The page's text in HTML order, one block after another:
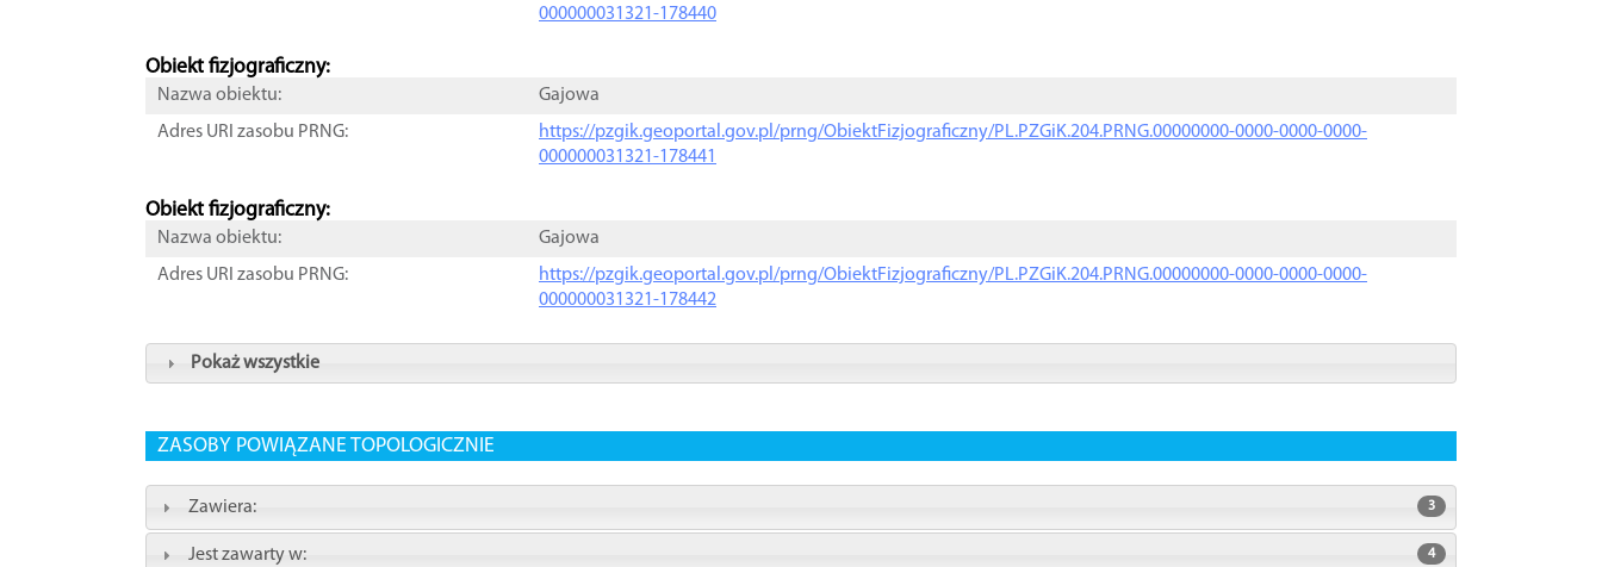
000000031321-178440
Obiekt fizjograficzny:
Nazwa obiektu:
Gajowa
Adres URI zasobu PRNG:
https://pzgik.geoportal.gov.pl/prng/ObiektFizjograficzny/PL.PZGiK.204.PRNG.00000000-0000-0000-0000-
000000031321-178441
Obiekt fizjograficzny:
Nazwa obiektu:
Gajowa
Adres URI zasobu PRNG:
https://pzgik.geoportal.gov.pl/prng/ObiektFizjograficzny/PL.PZGiK.204.PRNG.00000000-0000-0000-0000-
000000031321-178442
Pokaż wszystkie
ZASOBY POWIĄZANE TOPOLOGICZNIE
Zawiera: 3
Jest zawarty w: 4